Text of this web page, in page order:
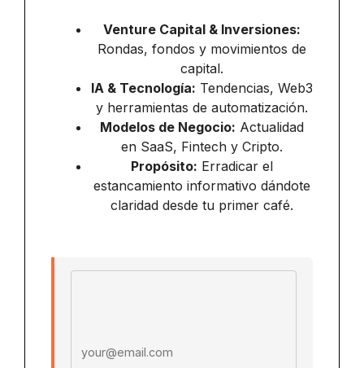
Venture Capital & Inversiones:
Rondas, fondos y movimientos de
capital.
IA & Tecnología: Tendencias, Web3
y herramientas de automatización.
Modelos de Negocio: Actualidad
en SaaS, Fintech y Cripto.
Propósito: Erradicar el
estancamiento informativo dándote
claridad desde tu primer café.